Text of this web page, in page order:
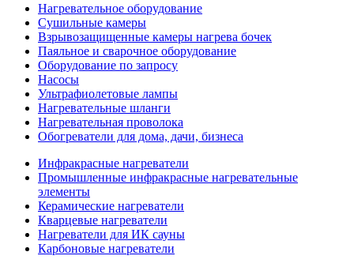
Нагревательное оборудование
Сушильные камеры
Взрывозащищенные камеры нагрева бочек
Паяльное и сварочное оборудование
Оборудование по запросу
Насосы
Ультрафиолетовые лампы
Нагревательные шланги
Нагревательная проволока
Обогреватели для дома, дачи, бизнеса
Инфракрасные нагреватели
Промышленные инфракрасные нагревательные
элементы
Керамические нагреватели
Кварцевые нагреватели
Нагреватели для ИК сауны
Карбоновые нагреватели